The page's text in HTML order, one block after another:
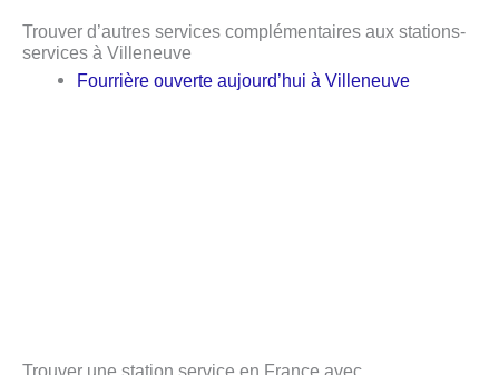
Trouver d’autres services complémentaires aux stations-
services à Villeneuve
Fourrière ouverte aujourd’hui à Villeneuve
Trouver une station service en France avec